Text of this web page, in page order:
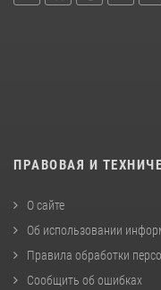
ПРАВОВАЯ И
О сайте
Об использовании
Правила обработки
Сообщить об ошибках